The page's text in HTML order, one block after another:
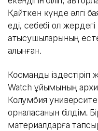
Қайткен күнде әлгі
еді, себебі ол
қатысушыларының
алынған.
Косманды іздестіріп
Watch ұйымының
Колумбия
орналасқанын білдім.
материалдарға